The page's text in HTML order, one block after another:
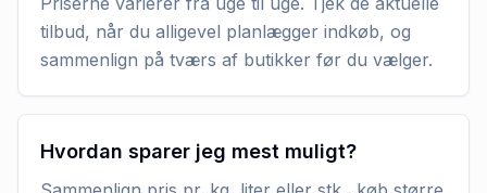
tilbud, når du alligevel planlægger indkøb, og
sammenlign på tværs af butikker før du vælger.
Hvordan sparer jeg mest muligt?